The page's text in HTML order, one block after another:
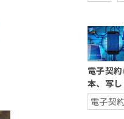
電子契
本、写
電子契